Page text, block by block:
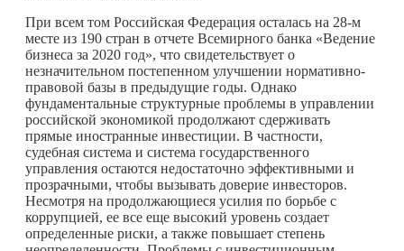
При всем том Российская Федерация осталась на 28-м
месте из 190 стран в отчете Всемирного банка «Ведение
бизнеса за 2020 год», что свидетельствует о
незначительном постепенном улучшении нормативно-
правовой базы в предыдущие годы. Однако
фундаментальные структурные проблемы в управлении
российской экономикой продолжают сдерживать
прямые иностранные инвестиции. В частности,
судебная система и система государственного
управления остаются недостаточно эффективными и
прозрачными, чтобы вызывать доверие инвесторов.
Несмотря на продолжающиеся усилия по борьбе с
коррупцией, ее все еще высокий уровень создает
определенные риски, а также повышает степень